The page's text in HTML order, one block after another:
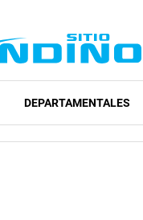
DEPARTAMENTALES